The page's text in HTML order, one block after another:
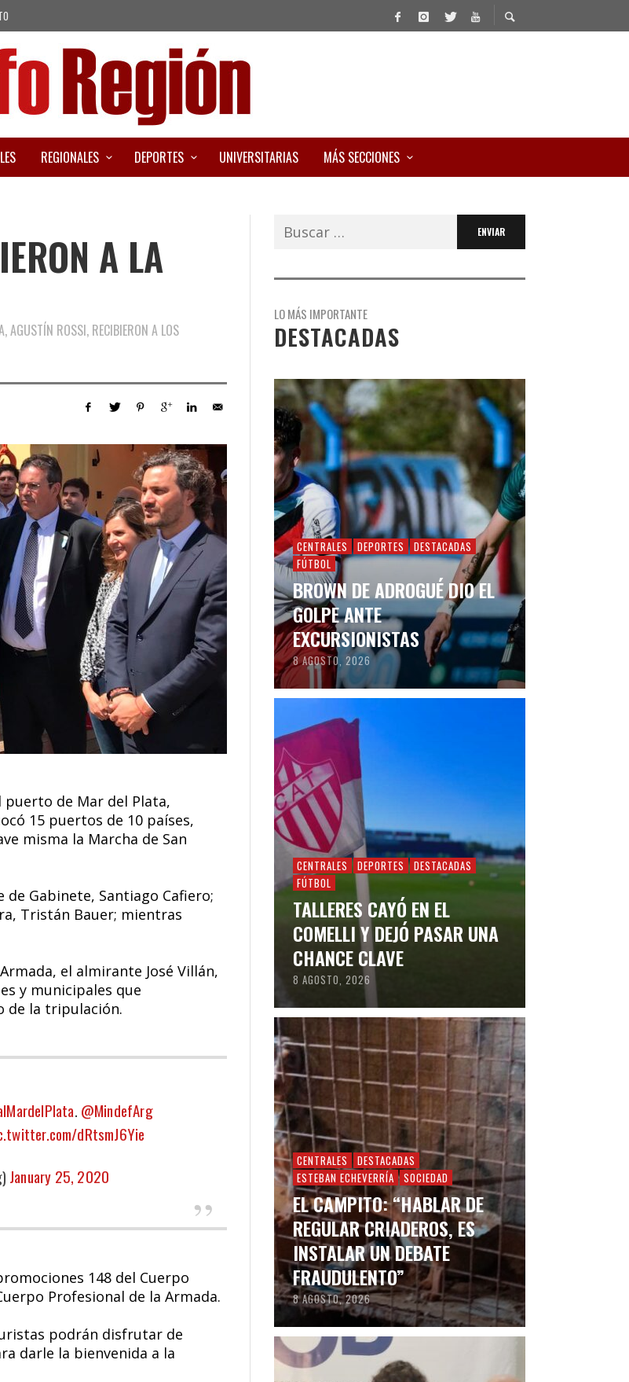
REGIONALES DEPORTES UNIVERSITARIAS MÁS SECCIONES
A LA
AGUSTÍN ROSSI, RECIBIERON A LOS
de Mar del Plata,
15 puertos de 10 países,
misma la Marcha de San
Gabinete, Santiago Cafiero;
Tristán Bauer; mientras
el almirante José Villán,
y municipales que
de la tripulación.
. @MindefArg
dRtsmJ6Yie
January 25, 2020
148 del Cuerpo
Profesional de la Armada.
podrán disfrutar de
darle la bienvenida a la
Buscar:
LO MÁS IMPORTANTE
DESTACADAS
CENTRALES DEPORTES
DESTACADAS
FÚTBOL
BROWN DE ADROGUÉ DIO EL
GOLPE ANTE
EXCURSIONISTAS
8 AGOSTO, 2026
CENTRALES DEPORTES
DESTACADAS
FÚTBOL
TALLERES CAYÓ EN EL
COMELLI Y DEJÓ PASAR UNA
CHANCE CLAVE
8 AGOSTO, 2026
CENTRALES
DESTACADAS
ESTEBAN ECHEVERRÍA
SOCIEDAD
EL CAMPITO: “HABLAR DE
REGULAR CRIADEROS, ES
INSTALAR UN DEBATE
FRAUDULENTO”
8 AGOSTO, 2026